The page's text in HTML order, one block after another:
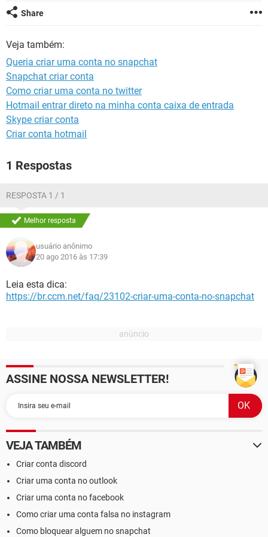
Share
Veja também:
Queria criar uma conta no snapchat
Snapchat criar conta
Como criar uma conta no twitter
Hotmail entrar direto na minha conta caixa de entrada
Skype criar conta
Criar conta hotmail
1 Respostas
RESPOSTA 1 / 1
Melhor resposta
usuário anônimo
20 ago 2016 às 17:39
Leia esta dica:
https://br.ccm.net/faq/23102-criar-uma-conta-no-snapchat
ASSINE NOSSA NEWSLETTER!
VEJA TAMBÉM
Criar conta discord
Criar uma conta no outlook
Criar uma conta no facebook
Como criar uma conta falsa no instagram
Como bloquear alguem no snapchat